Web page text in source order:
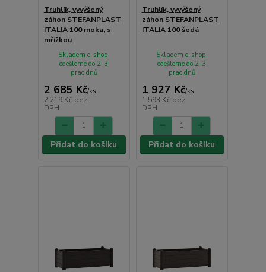
Truhlík, vyvýšený
záhon STEFANPLAST
ITALIA 100 moka, s
mřížkou
2 685 Kč/ks
2 219 Kč bez
DPH
Skladem e-shop,
odešleme do 2-3
prac.dnů
Přidat do košíku
Truhlík, vyvýšený
záhon STEFANPLAST
ITALIA 100 šedá
1 927 Kč/ks
1 593 Kč bez
DPH
Skladem e-shop,
odešleme do 2-3
prac.dnů
Přidat do košíku